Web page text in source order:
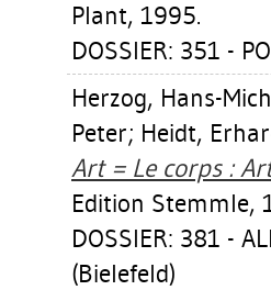
Plant, 1995.
DOSSIER: 351 -
Herzog, Hans-
Peter; Heidt,
Art = Le corps :
Edition Stemmle,
DOSSIER: 381 -
(Bielefeld)